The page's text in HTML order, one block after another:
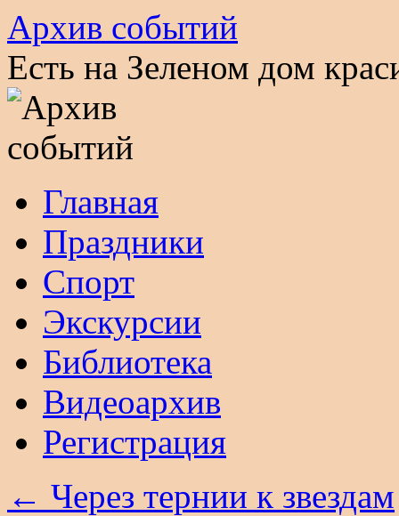
Архив событий
Есть на Зеленом дом
Перейти
содержимому
Главная
Праздники
Спорт
Экскурсии
Библиотека
Видеоархив
Регистрация
← Через тернии к звездам